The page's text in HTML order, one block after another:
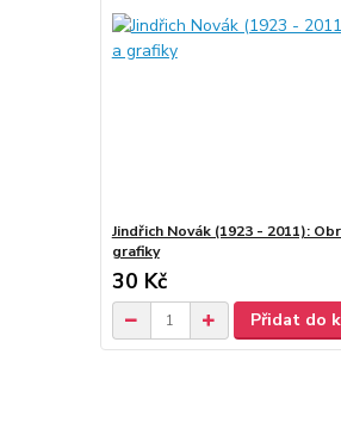
Jindřich Novák (1923 - 2011):
grafiky
30 Kč
Přidat do